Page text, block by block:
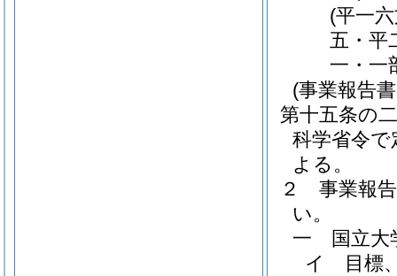
(平一
五・平
一・一
(事業報告
第十五条の二
科学省令
よる。
２
事業報
い。
一
国立
イ
目標